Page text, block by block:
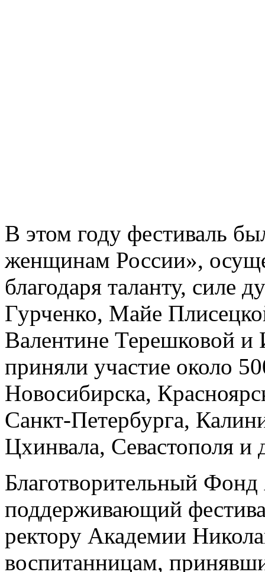
В этом году фестиваль
женщинам России»,
благодаря таланту,
Гурченко, Майе
Валентине Терешковой
приняли участие около
Новосибирска,
Санкт-Петербурга,
Цхинвала, Севастополя и
Благотворительный
поддерживающий
ректору Академии
воспитанницам,